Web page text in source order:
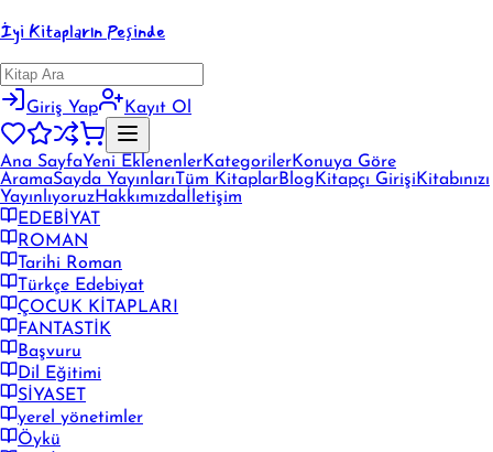
İyi Kitapların Peşinde
Giriş Yap Kayıt Ol
Ana SayfaYeni EklenenlerKategorilerKonuya Göre
AramaSayda Yayınları Tüm KitaplarBlog Kitapçı Girişi Kitabınızı
YayınlıyoruzHakkımızda İletişim
EDEBİYAT
ROMAN
Tarihi Roman
Türkçe Edebiyat
ÇOCUK KİTAPLARI
FANTASTİK
Başvuru
Dil Eğitimi
SİYASET
yerel yönetimler
Öykü